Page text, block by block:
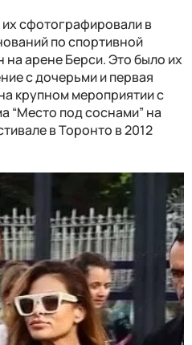
их сфотографировали в
по спортивной
арене Берси. Это было их
с дочерьми и первая
крупном мероприятии с
“Место под соснами” на
в Торонто в 2012